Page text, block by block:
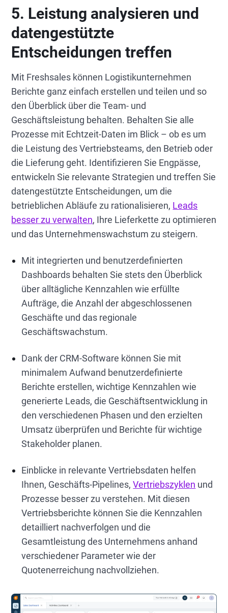
5. Leistung analysieren und
datengestützte
Entscheidungen treffen
Mit Freshsales können Logistikunternehmen
Berichte ganz einfach erstellen und teilen und so
den Überblick über die Team- und
Geschäftsleistung behalten. Behalten Sie alle
Prozesse mit Echtzeit-Daten im Blick – ob es um
die Leistung des Vertriebsteams, den Betrieb oder
die Lieferung geht. Identifizieren Sie Engpässe,
entwickeln Sie relevante Strategien und treffen Sie
datengestützte Entscheidungen, um die
betrieblichen Abläufe zu rationalisieren, Leads
besser zu verwalten, Ihre Lieferkette zu optimieren
und das Unternehmenswachstum zu steigern.
Mit integrierten und benutzerdefinierten
Dashboards behalten Sie stets den Überblick
über alltägliche Kennzahlen wie erfüllte
Aufträge, die Anzahl der abgeschlossenen
Geschäfte und das regionale
Geschäftswachstum.
Dank der CRM-Software können Sie mit
minimalem Aufwand benutzerdefinierte
Berichte erstellen, wichtige Kennzahlen wie
generierte Leads, die Geschäftsentwicklung in
den verschiedenen Phasen und den erzielten
Umsatz überprüfen und Berichte für wichtige
Stakeholder planen.
Einblicke in relevante Vertriebsdaten helfen
Ihnen, Geschäfts-Pipelines,Vertriebszyklen und
Prozesse besser zu verstehen. Mit diesen
Vertriebsberichte können Sie die Kennzahlen
detailliert nachverfolgen und die
Gesamtleistung des Unternehmens anhand
verschiedener Parameter wie der
Quotenerreichung nachvollziehen.